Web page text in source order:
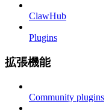
ClawHub
Plugins
拡張機能
Community plugins